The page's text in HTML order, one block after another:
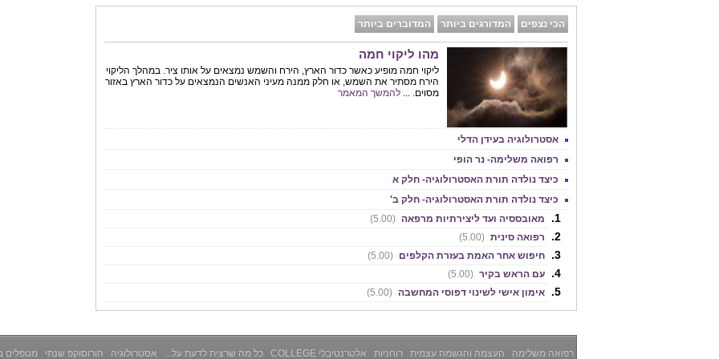
הכי נצפים המדורגים ביותר המדוברים ביותר
מהו ליקוי חמה
ליקוי חמה מופיע כאשר כדור הארץ, הירח והשמש נמצאים על אותו ציר. במהלך הליקוי
הירח מסתיר את השמש, או חלק ממנה מעיני האנשים הנמצאים על כדור הארץ באזור
מסוים. ... להמשך המאמר
אסטרולוגיה בעידן הדלי
רפואה משלימה- נר הופי
כיצד נולדה תורת האסטרולוגיה- חלק א
כיצד נולדה תורת האסטרולוגיה- חלק ב'
מאובססיה ועד ליצירתיות מרפאה (5.00)
רפואה סינית (5.00)
חיפוש אחר האמת בעזרת הקלפים (5.00)
עם הראש בקיר (5.00)
אימון אישי לשינוי דפוסי המחשבה (5.00)
רפואה משלימה העצמה והגשמה עצמית רוחניות אלטרנטיבלי COLLEGE כל מה שרצית לדעת על... אסטרולוגיה הורוסוקפ שנתי מטפלים